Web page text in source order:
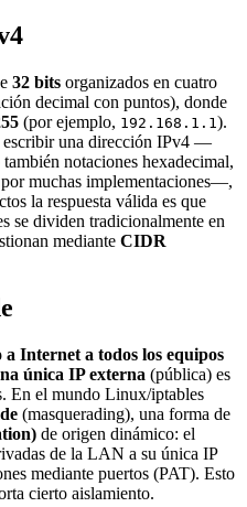
32 bits organizados en cuatro
decimal con puntos), donde
(por ejemplo, 192.168.1.1 ).
escribir una dirección IPv4 —
notaciones hexadecimal,
muchas implementaciones—,
la respuesta válida es que
se dividen tradicionalmente en
mediante CIDR
a Internet a todos los equipos
única IP externa (pública) es
En el mundo Linux/iptables
(masquerading), una forma de
de origen dinámico: el
de la LAN a su única IP
mediante puertos (PAT). Esto
cierto aislamiento.